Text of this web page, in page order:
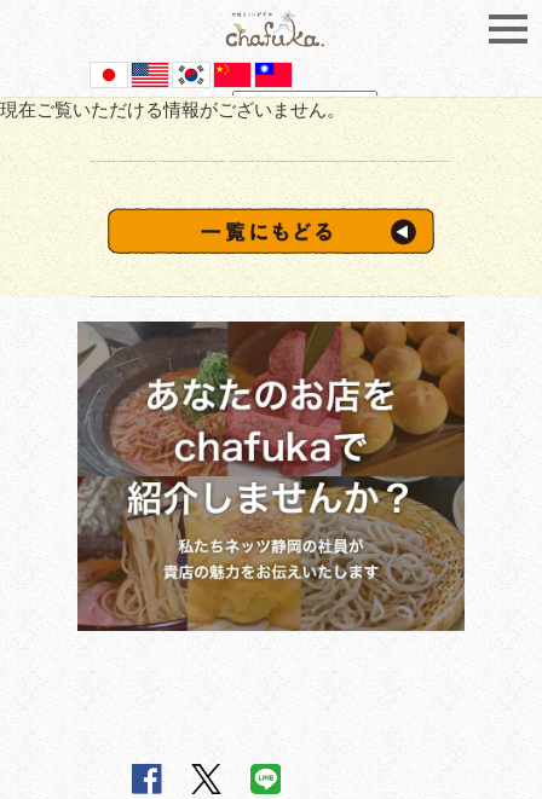
Powered by Translate
現在ご覧いただける情報がございません。